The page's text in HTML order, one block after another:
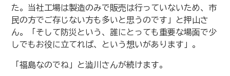
た。当社工場は製造のみで販売は行っていないため、市
民の方でご存じない方も多いと思うのです」と押山さ
ん。「そして防災という、誰にとっても重要な場面で少
しでもお役に立てれば、という想いがあります」。
「福島なのでね」と澁川さんが続けます。